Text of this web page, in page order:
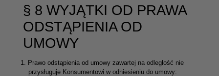
§ 8 WYJĄTKI OD PRAWA
ODSTĄPIENIA OD
UMOWY
1.
Prawo odstąpienia od umowy zawartej na odległość nie
przysługuje Konsumentowi w odniesieniu do umowy: